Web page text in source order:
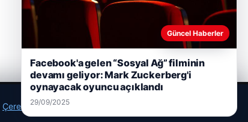
Çerez Politikamız
Güncel Haberler
Facebook'a gelen “Sosyal Ağ” filminin
devamı geliyor: Mark Zuckerberg'i
oynayacak oyuncu açıklandı
29/09/2025